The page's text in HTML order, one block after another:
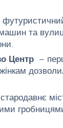
машин та
Центр–